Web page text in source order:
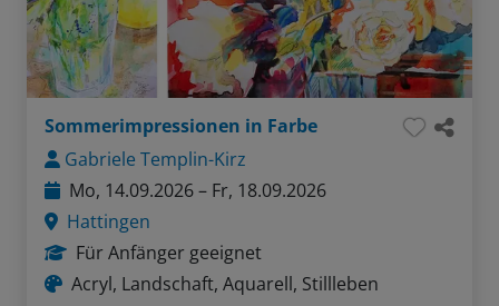
Sommerimpressionen in Farbe
Gabriele Templin-Kirz
Mo, 14.09.2026 – Fr, 18.09.2026
Hattingen
Für Anfänger geeignet
Acryl, Landschaft, Aquarell, Stillleben